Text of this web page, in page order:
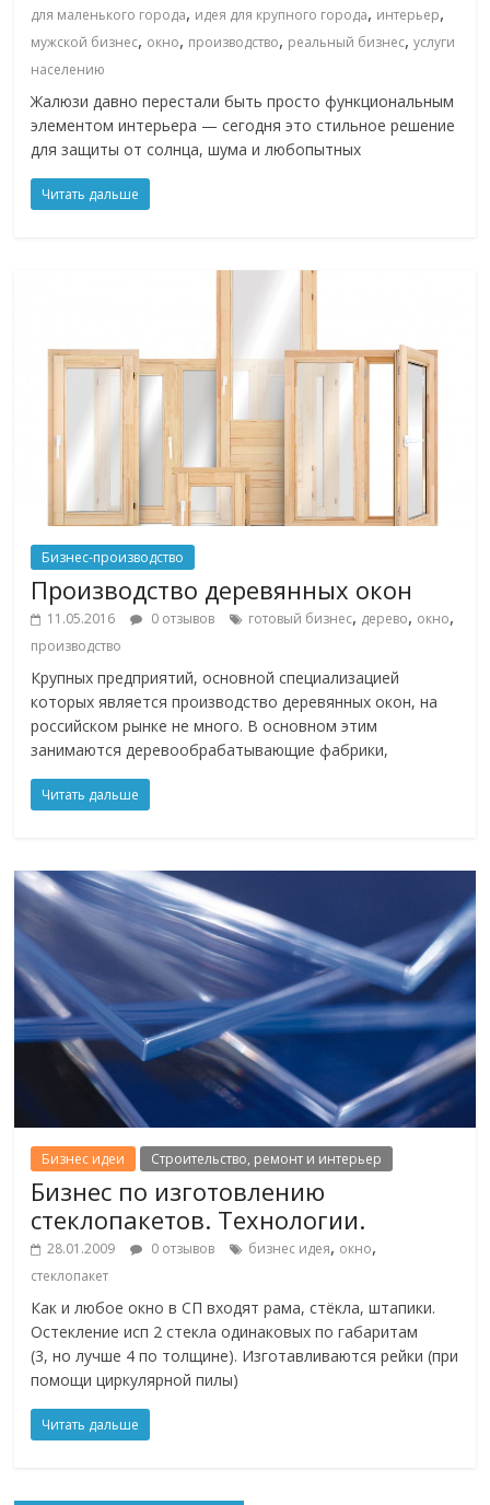
для маленького города, идея для крупного города, интерьер,
мужской бизнес, окно, производство, реальный бизнес,услуги
населению
Жалюзи давно перестали быть просто функциональным
элементом интерьера — сегодня это стильное решение
для защиты от солнца, шума и любопытных
Читать дальше
Бизнес-производство
Производство деревянных окон
11.05.2016 0 отзывов готовый бизнес, дерево, окно,
производство
Крупных предприятий, основной специализацией
которых является производство деревянных окон, на
российском рынке не много. В основном этим
занимаются деревообрабатывающие фабрики,
Читать дальше
Бизнес идеи Строительство, ремонт и интерьер
Бизнес по изготовлению
стеклопакетов. Технологии.
28.01.2009 0 отзывов бизнес идея, окно,
стеклопакет
Как и любое окно в СП входят рама, стёкла, штапики.
Остекление исп 2 стекла одинаковых по габаритам
(3, но лучше 4 по толщине). Изготавливаются рейки (при
помощи циркулярной пилы)
Читать дальше